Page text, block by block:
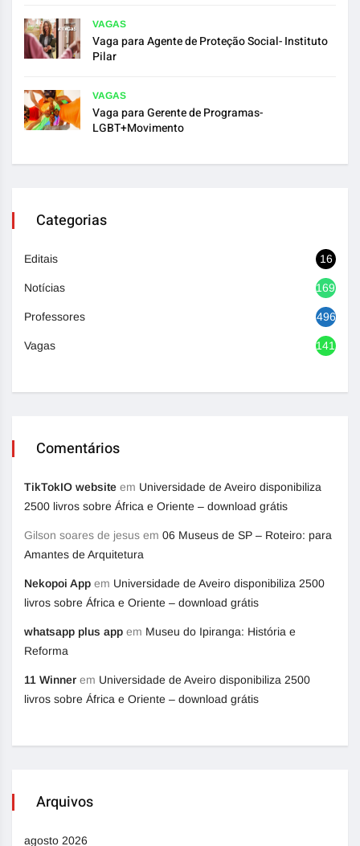
VAGAS
Vaga para Agente de Proteção Social- Instituto
Pilar
VAGAS
Vaga para Gerente de Programas-
LGBT+Movimento
Categorias
Editais 16
Notícias 1692
Professores 496
Vagas 1417
Comentários
TikTokIO website em Universidade de Aveiro disponibiliza
2500 livros sobre África e Oriente – download grátis
Gilson soares de jesus em 06 Museus de SP – Roteiro: para
Amantes de Arquitetura
Nekopoi App em Universidade de Aveiro disponibiliza 2500
livros sobre África e Oriente – download grátis
whatsapp plus app em Museu do Ipiranga: História e
Reforma
11 Winner em Universidade de Aveiro disponibiliza 2500
livros sobre África e Oriente – download grátis
Arquivos
agosto 2026